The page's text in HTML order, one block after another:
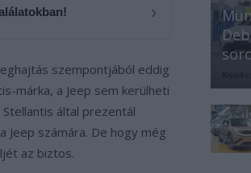
›
szempontjából eddig
márka, a Jeep sem kerülheti
által prezentál
számára. De hogy még
az biztos.